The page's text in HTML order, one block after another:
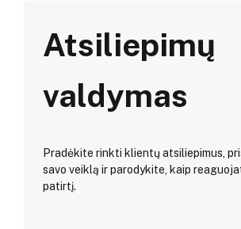
Atsiliepimų
valdymas
Pradėkite rinkti klientų atsiliepimus,
savo veiklą ir parodykite, kaip
patirtį.